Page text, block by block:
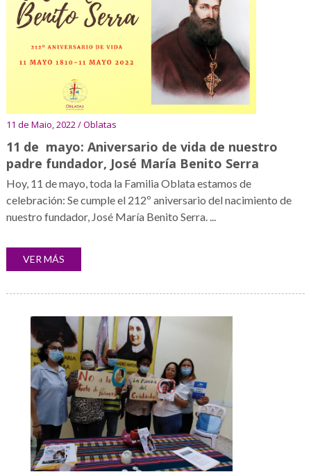
11 de Maio, 2022 / Oblatas
11 de mayo: Aniversario de vida de nuestro
padre fundador, José María Benito Serra
Hoy, 11 de mayo, toda la Familia Oblata estamos de
celebración: Se cumple el 212º aniversario del nacimiento de
nuestro fundador, José María Benito Serra. ...
VER MÁS